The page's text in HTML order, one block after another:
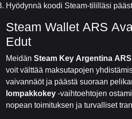
Hyödynnä koodi Steam-tililläsi
Steam Wallet ARS
Edut
Meidän Steam Key Argentina ARS
voit välttää maksutapojen
vaivannäöt ja päästä suoraan
lompakkokey -vaihtoehtojen
nopean toimituksen ja turvalliset